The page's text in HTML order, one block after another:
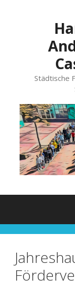
Städtische